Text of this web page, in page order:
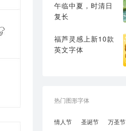
午临中夏，时清日
复长
福芦灵感上新10款
英文字体
热门图形字体
情人节 圣诞节 万圣节